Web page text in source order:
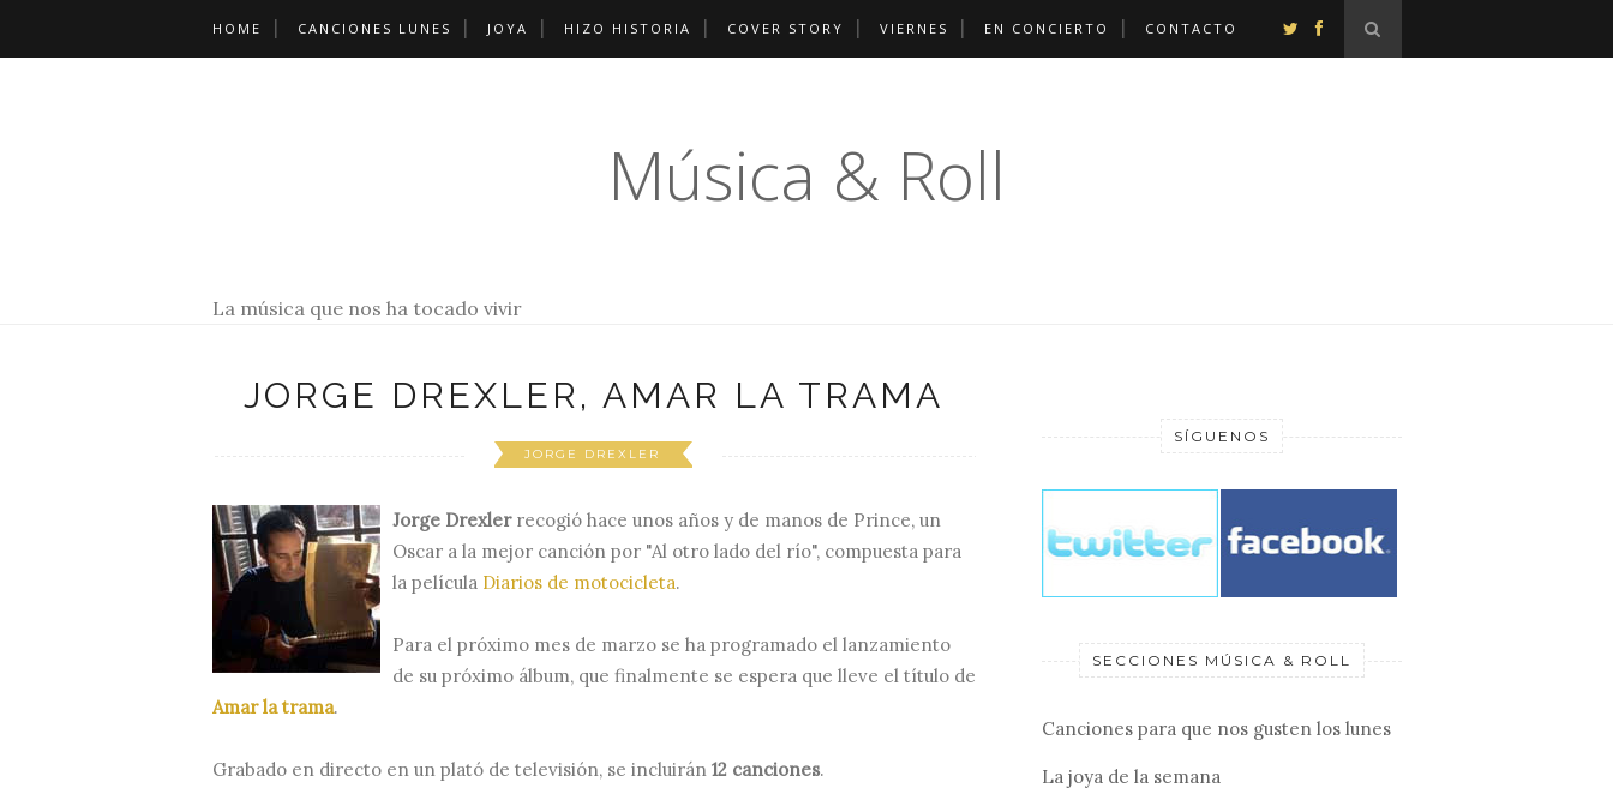
HOME CANCIONES LUNES JOYA HIZO HISTORIA COVER STORY VIERNES EN CONCIERTO CONTACTO
Música & Roll
La música que nos ha tocado vivir
JORGE DREXLER, AMAR LA TRAMA
JORGE DREXLER
Jorge Drexlerrecogió hace unos años y de manos de Prince, un
Oscar a la mejor canción por "Al otro lado del río", compuesta para
la película Diarios de motocicleta.
Para el próximo mes de marzo se ha programado el lanzamiento
de su próximo álbum, que finalmente se espera que lleve el título de
Amar la trama.
Grabado en directo en un plató de televisión, se incluirán 12 canciones.
SÍGUENOS
SECCIONES MÚSICA & ROLL
Canciones para que nos gusten los lunes
La joya de la semana